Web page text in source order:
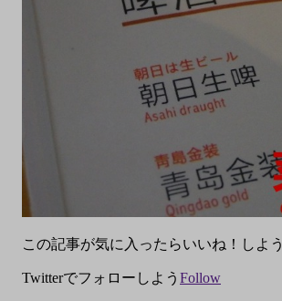
この記事が気に入ったらいいね！しよう
Twitterでフォローしよう Follow